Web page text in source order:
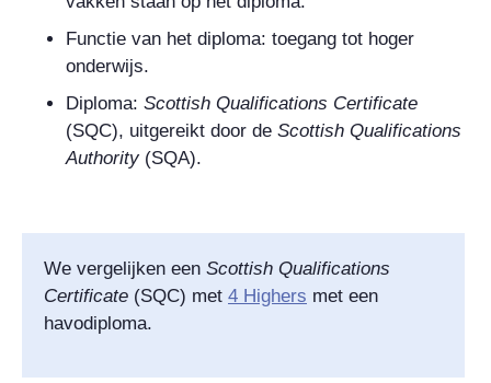
Functie van het diploma: toegang tot hoger
onderwijs.
Diploma: Scottish Qualifications Certificate
(SQC), uitgereikt door de Scottish Qualifications
Authority (SQA).
We vergelijken een Scottish Qualifications
Certificate (SQC) met 4 Highers met een
havodiploma.